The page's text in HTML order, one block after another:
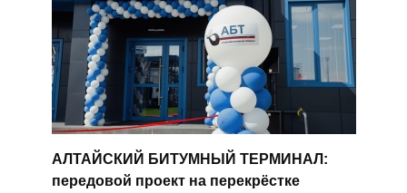
АЛТАЙСКИЙ БИТУМНЫЙ ТЕРМИНАЛ:
передовой проект на перекрёстке